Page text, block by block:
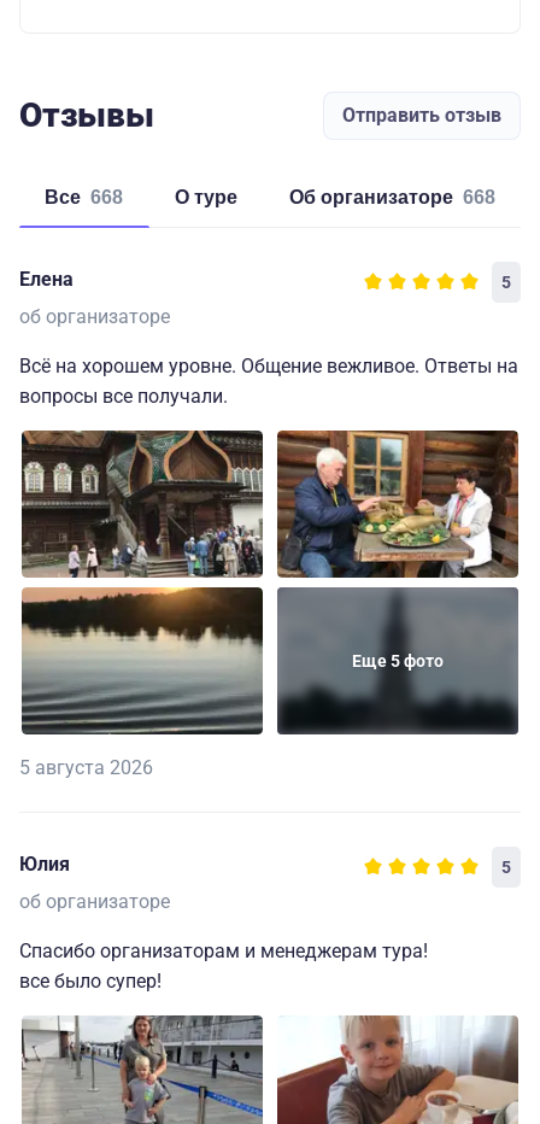
Отзывы Отправить отзыв
Все 668 о туре об организаторе 668
Елена 5
об организаторе
Всё на хорошем уровне. Общение вежливое. Ответы на
вопросы все получали.
Еще 5 фото
5 августа 2026
Юлия 5
об организаторе
Спасибо организаторам и менеджерам тура!
все было супер!